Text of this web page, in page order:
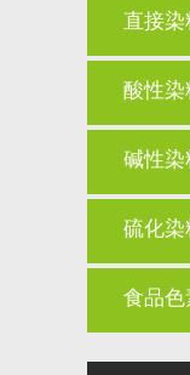
直接染
酸性染
碱性染
硫化染
食品色